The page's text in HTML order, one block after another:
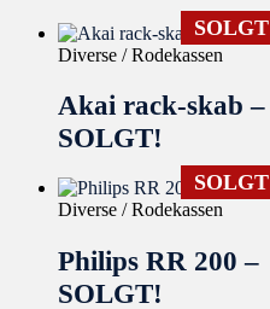
SOLGT
Diverse / Rodekassen
Akai rack-skab –
SOLGT!
SOLGT
Diverse / Rodekassen
Philips RR 200 –
SOLGT!